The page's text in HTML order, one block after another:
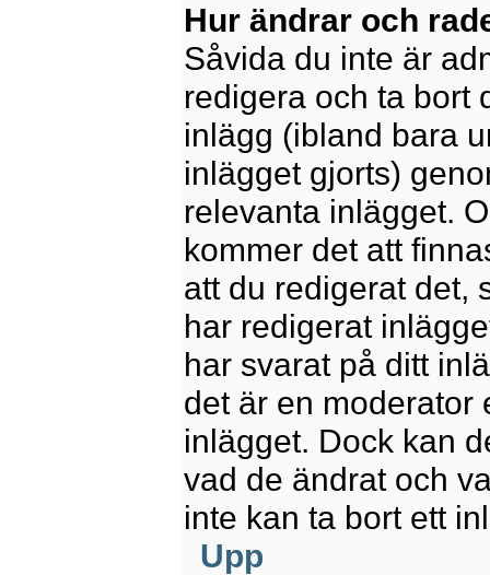
Hur ändrar och
Såvida du inte är
redigera och ta bort
inlägg (ibland bara
inlägget gjorts)
relevanta inlägget.
kommer det att
att du redigerat det,
har redigerat
har svarat på ditt
det är en moderator
inlägget. Dock kan
vad de ändrat och
inte kan ta bort ett
Upp